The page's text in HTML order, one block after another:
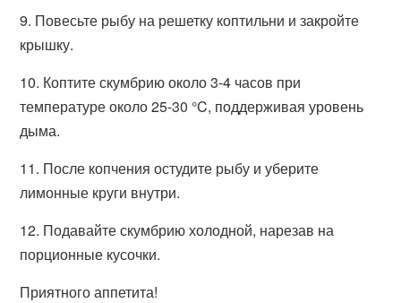
9. Повесьте рыбу на решетку коптильни и закройте
крышку.
10. Коптите скумбрию около 3-4 часов при
температуре около 25-30 °C, поддерживая уровень
дыма.
11. После копчения остудите рыбу и уберите
лимонные круги внутри.
12. Подавайте скумбрию холодной, нарезав на
порционные кусочки.
Приятного аппетита!